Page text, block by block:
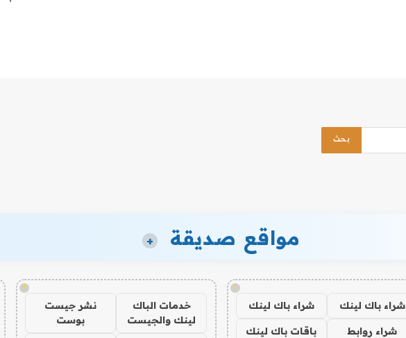
مواقع صديقة +
!
شراء باك لينك شراء باك لينك
شراء روابط
باقات باك لينك
!
خدمات الباك
لينك والجيست
نشر جيست
بوست